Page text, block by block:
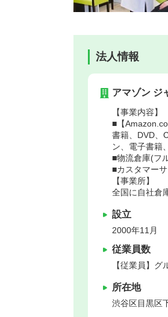
法人情報
アマゾン ジ
【事業内容】
■【
書籍、DVD、
ン、電子書籍
■物流倉庫(フ
■カスタマー
【事業所】
全国に自社倉
設立
2000年11月
従業員数
【従業員】
所在地
渋谷区目黒区